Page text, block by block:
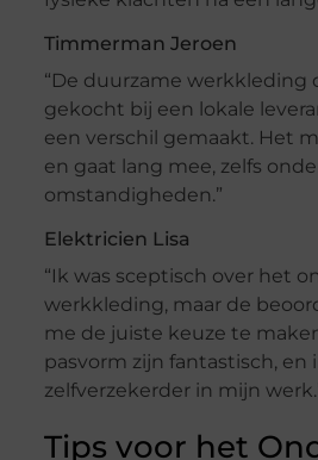
Timmerman Jeroen
“De duurzame werkkleding
gekocht bij een lokale
een verschil gemaakt. Het
en gaat lang mee, zelfs
omstandigheden.”
Elektricien Lisa
“Ik was sceptisch over het
werkkleding, maar de
me de juiste keuze te
pasvorm zijn fantastisch, en
zelfverzekerder in mijn
Tips voor het